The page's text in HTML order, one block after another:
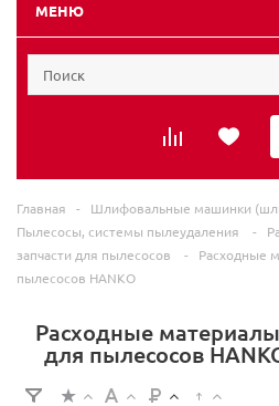
МЕНЮ
Главная - Шлифовальные машинки
Пылесосы, системы пылеудаления
-
запчасти для пылесосов
-
Расходные
пылесосов HANKO
Расходные материалы
для пылесосов